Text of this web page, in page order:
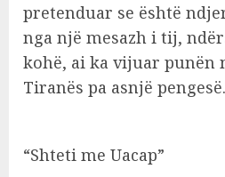
pretenduar se është
nga një mesazh i tij,
kohë, ai ka vijuar punën
Tiranës pa asnjë pengesë.
“Shteti me Uacap”